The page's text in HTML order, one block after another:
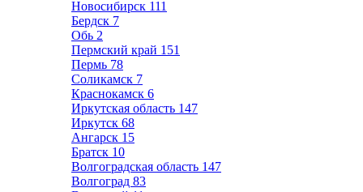
Новосибирск 111
Бердск 7
Обь 2
Пермский край 151
Пермь 78
Соликамск 7
Краснокамск 6
Иркутская область 147
Иркутск 68
Ангарск 15
Братск 10
Волгоградская область 147
Волгоград 83